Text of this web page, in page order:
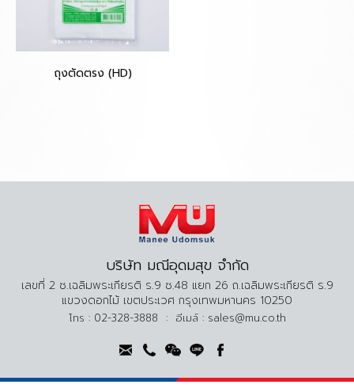
ถุงตัดตรง (HD)
บริษัท มณีอุดมสุข จำกัด
เลขที่ 2 ซ.เฉลิมพระเกียรติ ร.9 ซ.48 แยก 26 ถ.เฉลิมพระเกียรติ ร.9
แขวงดอกไม้ เขตประเวศ กรุงเทพมหานคร 10250
โทร : 02-328-3888 : อีเมล์ : sales@mu.co.th